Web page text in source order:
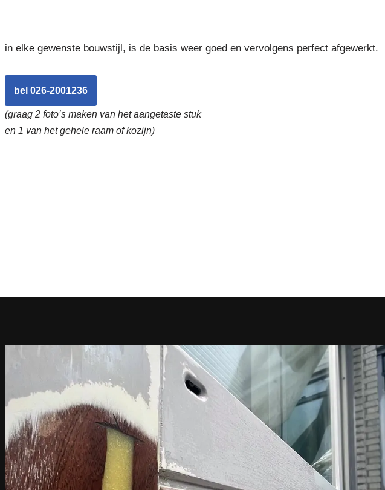
in elke gewenste bouwstijl, is de basis weer goed en vervolgens perfect afgewerkt.
bel 026-2001236
(graag 2 foto’s maken van het aangetaste stuk
en 1 van het gehele raam of kozijn)